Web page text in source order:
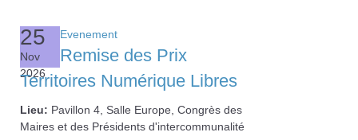
25
Nov
2026
Evenement
Remise des Prix
Territoires Numérique Libres
Lieu: Pavillon 4, Salle Europe, Congrès des
Maires et des Présidents d'intercommunalité